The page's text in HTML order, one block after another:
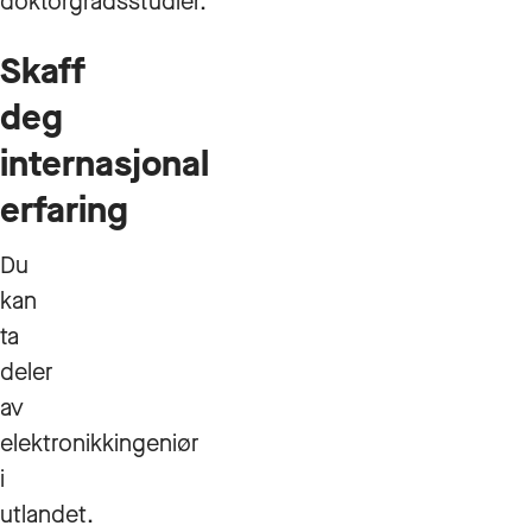
Skaff
deg
internasjonal
erfaring
Du
kan
ta
deler
av
elektronikkingeniør
i
utlandet.